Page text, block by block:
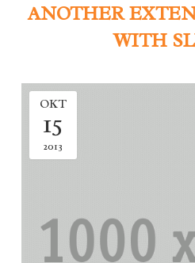
ANOTHER
WITH
OKT
15
2013